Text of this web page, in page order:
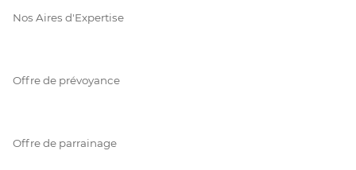
Nos Aires d'Expertise
Offre de prévoyance
Offre de parrainage